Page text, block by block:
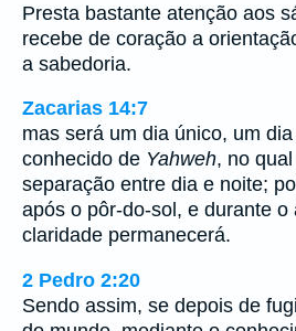
Presta bastante atenção aos
recebe de coração a
a sabedoria.
Zacarias 14:7
mas será um dia único, um
conhecido de Yahweh, no
separação entre dia e noite;
após o pôr-do-sol, e durante o
claridade permanecerá.
2 Pedro 2:20
Sendo assim, se depois de